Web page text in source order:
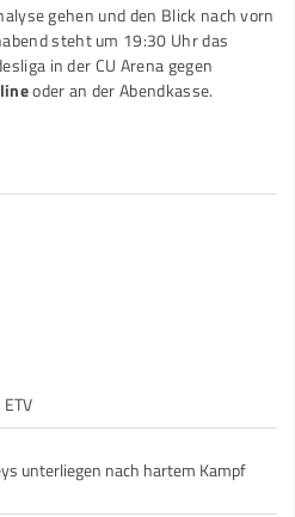
gehen und den Blick nach vorn
steht um 19:30 Uhr das
in der CU Arena gegen
oder an der Abendkasse.
unterliegen nach hartem Kampf